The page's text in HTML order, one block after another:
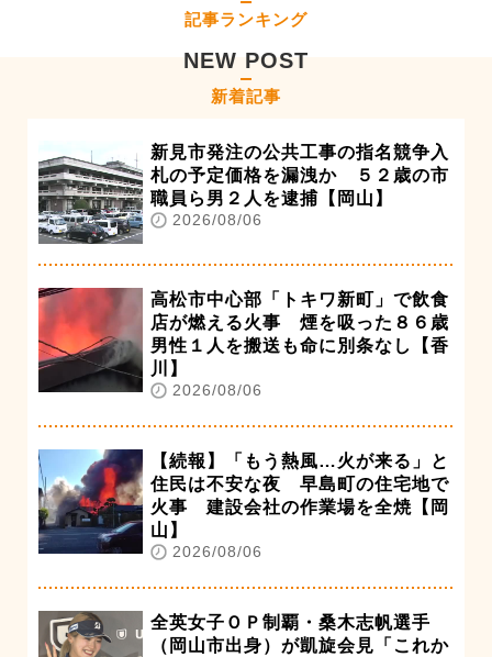
記事ランキング
NEW POST
新着記事
新見市発注の公共工事の指名競争入
札の予定価格を漏洩か ５２歳の市
職員ら男２人を逮捕【岡山】
2026/08/06
高松市中心部「トキワ新町」で飲食
店が燃える火事 煙を吸った８６歳
男性１人を搬送も命に別条なし【香
川】
2026/08/06
【続報】「もう熱風…火が来る」と
住民は不安な夜 早島町の住宅地で
火事 建設会社の作業場を全焼【岡
山】
2026/08/06
全英女子ＯＰ制覇・桑木志帆選手
（岡山市出身）が凱旋会見「これか